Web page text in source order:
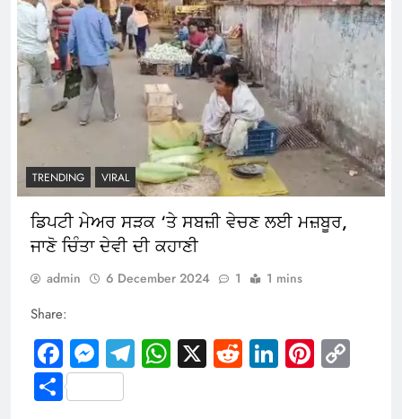
TRENDING VIRAL
ਡਿਪਟੀ ਮੇਅਰ ਸੜਕ ‘ਤੇ ਸਬਜ਼ੀ ਵੇਚਣ ਲਈ ਮਜ਼ਬੂਰ,
ਜਾਣੋ ਚਿੰਤਾ ਦੇਵੀ ਦੀ ਕਹਾਣੀ
admin 6 December 2024 1 1 mins
Share:
Facebook
Messenger
Telegram
WhatsApp
X RedditLinkedIn
Share